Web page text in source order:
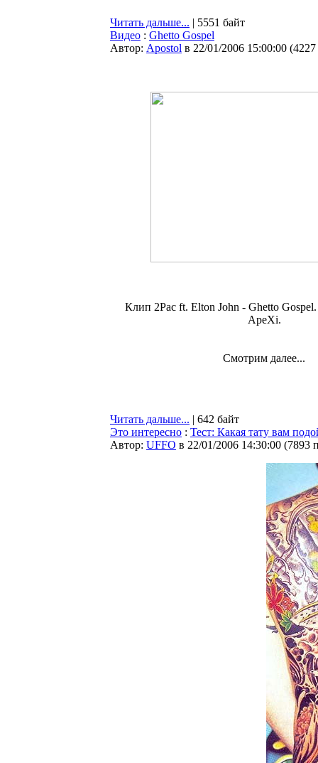
Читать дальше... | 5551 байт
Видео : Ghetto Gospel
Автор: Apostol в 22/01/2006 15:00:00 (
Клип 2Pac ft. Elton John - Ghetto
ApeXi.
Смотрим далее...
Читать дальше... | 642 байт
Это интересно : Тест: Какая тату вам
Автор: UFFO в 22/01/2006 14:30:00 (7893